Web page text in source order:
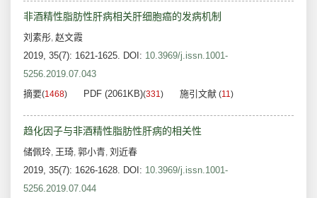
非酒精性脂肪性肝病相关肝细胞癌的发病机制
刘素彤, 赵文霞
2019, 35(7): 1621-1625. DOI: 10.3969/j.issn.1001-
5256.2019.07.043
摘要(1468) PDF (2061KB)(331) 施引文献 (11)
趋化因子与非酒精性脂肪性肝病的相关性
储佩玲, 王琦, 郭小青, 刘近春
2019, 35(7): 1626-1628. DOI: 10.3969/j.issn.1001-
5256.2019.07.044